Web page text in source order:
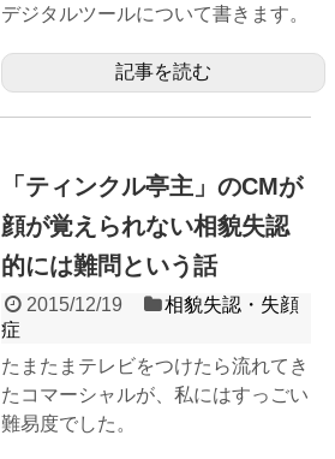
デジタルツールについて書きます。
記事を読む
「ティンクル亭主」のCMが
顔が覚えられない相貌失認
的には難問という話
2015/12/19
相貌失認・失顔
症
たまたまテレビをつけたら流れてき
たコマーシャルが、私にはすっごい
難易度でした。